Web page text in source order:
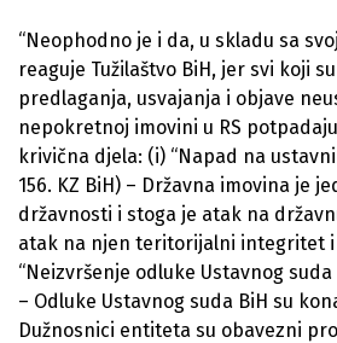
“Neophodno je i da, u skladu sa
reaguje Tužilaštvo BiH, jer svi koji
predlaganja, usvajanja i objave
nepokretnoj imovini u RS
krivična djela: (i) “Napad na
156. KZ BiH) – Državna imovina je
državnosti i stoga je atak na
atak na njen teritorijalni integritet
“Neizvršenje odluke Ustavnog suda
– Odluke Ustavnog suda BiH su
Dužnosnici entiteta su obavezni